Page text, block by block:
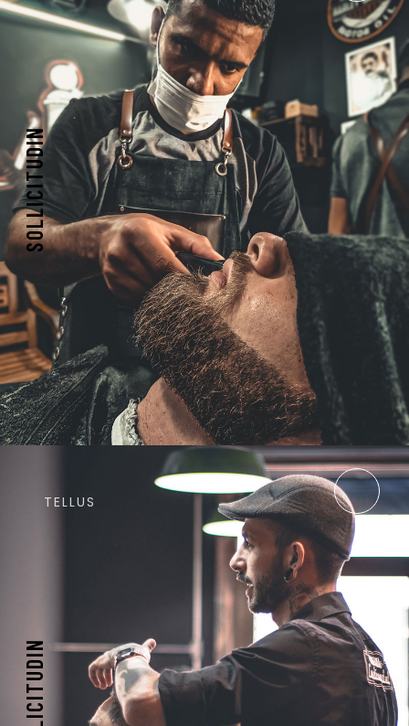
SOLLICITUDIN
TELLUS